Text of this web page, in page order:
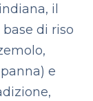
il
di riso
e